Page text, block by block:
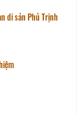
di sản Phủ Trịnh